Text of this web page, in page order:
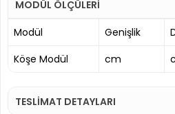
MODÜL ÖLÇÜLERİ
Modül
Genişlik
Köşe Modül
cm
TESLİMAT DETAYLARI